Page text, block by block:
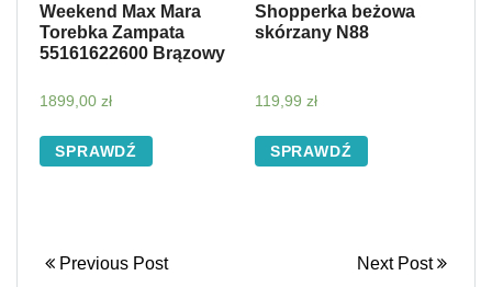
Weekend Max Mara
Torebka Zampata
55161622600 Brązowy
1899,00 zł
SPRAWDŹ
Shopperka beżowa
skórzany N88
119,99 zł
SPRAWDŹ
Previous Post Next Post